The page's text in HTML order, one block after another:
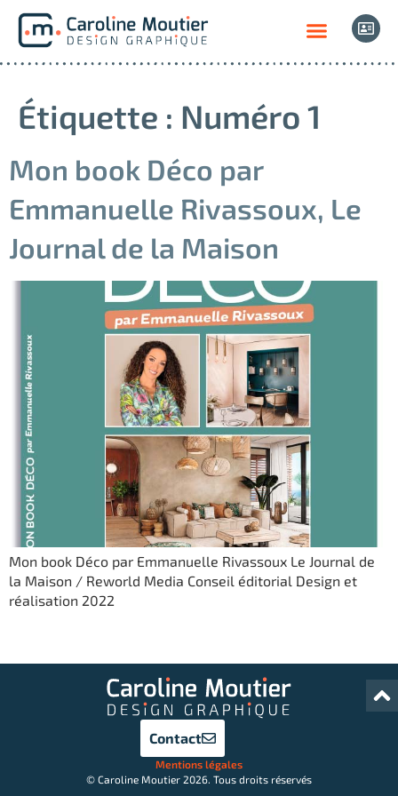
Étiquette : Numéro 1
Mon book Déco par
Emmanuelle Rivassoux, Le
Journal de la Maison
Mon book Déco par Emmanuelle Rivassoux Le Journal de
la Maison / Reworld Media Conseil éditorial Design et
réalisation 2022
Mentions légales
© Caroline Moutier 2026. Tous droits réservés
Contact